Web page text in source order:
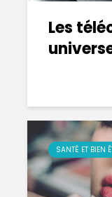
Les
SANTÉ ET BIEN